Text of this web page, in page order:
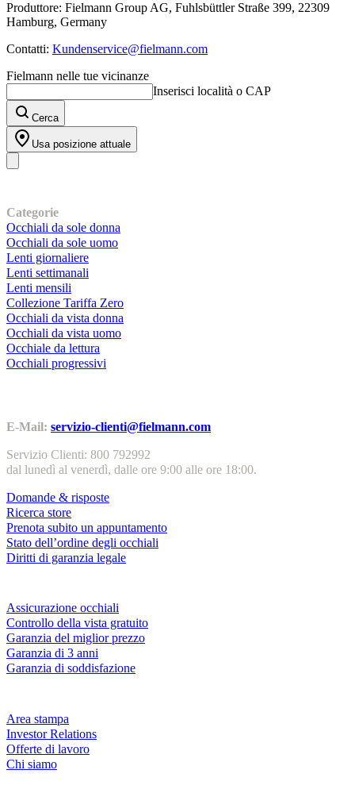
Produttore: Fielmann Group AG, Fuhlsbüttler Straße 399, 22309
Hamburg, Germany
Contatti: Kundenservice@fielmann.com
Fielmann nelle tue vicinanze
Inserisci località o CAP
Cerca
Usa posizione attuale
Categorie
Occhiali da sole donna
Occhiali da sole uomo
Lenti giornaliere
Lenti settimanali
Lenti mensili
Collezione Tariffa Zero
Occhiali da vista donna
Occhiali da vista uomo
Occhiale da lettura
Occhiali progressivi
E-Mail: servizio-clienti@fielmann.com
Servizio Clienti: 800 792992
dal lunedì al venerdì, dalle ore 9:00 alle ore 18:00.
Domande & risposte
Ricerca store
Prenota subito un appuntamento
Stato dell’ordine degli occhiali
Diritti di garanzia legale
Assicurazione occhiali
Controllo della vista gratuito
Garanzia del miglior prezzo
Garanzia di 3 anni
Garanzia di soddisfazione
Area stampa
Investor Relations
Offerte di lavoro
Chi siamo